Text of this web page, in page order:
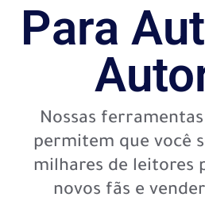
Para
Nossas
permitem que você
milhares de leitores
novos fãs e